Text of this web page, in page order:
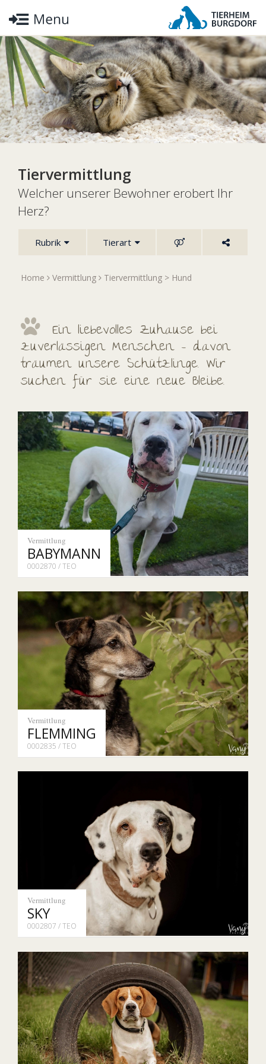
Tiervermittlung
Welcher unserer Bewohner erobert Ihr
Herz?
Rubrik Tierart
Home Vermittlung Tiervermittlung > Hund
Ein liebevolles Zuhause bei
zuverlässigen Menschen – davon
träumen unsere Schützlinge. Wir
suchen für sie eine neue Bleibe.
Vermittlung
BABYMANN
0002870 / TEO
Vermittlung
FLEMMING
0002835 / TEO
Vermittlung
SKY
0002807 / TEO